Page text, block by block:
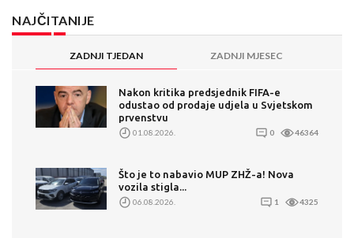
NAJČITANIJE
ZADNJI TJEDAN ZADNJI MJESEC
Nakon kritika predsjednik FIFA-e
odustao od prodaje udjela u Svjetskom
prvenstvu
01.08.2026. 0 46364
Što je to nabavio MUP ZHŽ-a! Nova
vozila stigla...
06.08.2026. 1 4325